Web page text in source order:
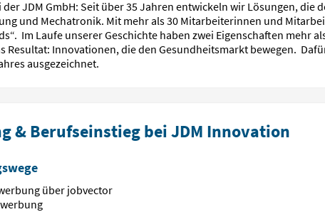
JDM GmbH: Seit über 35 Jahren entwickeln wir Lösungen,
und Mechatronik. Mit mehr als 30 Mitarbeiterinnen und
Im Laufe unserer Geschichte haben zwei Eigenschaften
Resultat: Innovationen, die den Gesundheitsmarkt bewegen.
ausgezeichnet.
& Berufseinstieg bei JDM Innovation
über jobvector